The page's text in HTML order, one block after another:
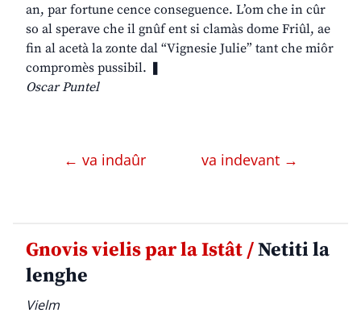
an, par fortune cence conseguence. L’om che in cûr
so al sperave che il gnûf ent si clamàs dome Friûl, ae
fin al acetà la zonte dal “Vignesie Julie” tant che miôr
compromès pussibil. ❚
Oscar Puntel
← va indaûr va indevant →
Gnovis vielis par la Istât /Netiti la
lenghe
Vielm